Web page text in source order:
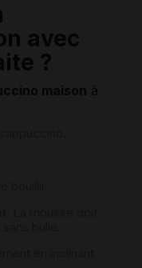
avec
?
maison à